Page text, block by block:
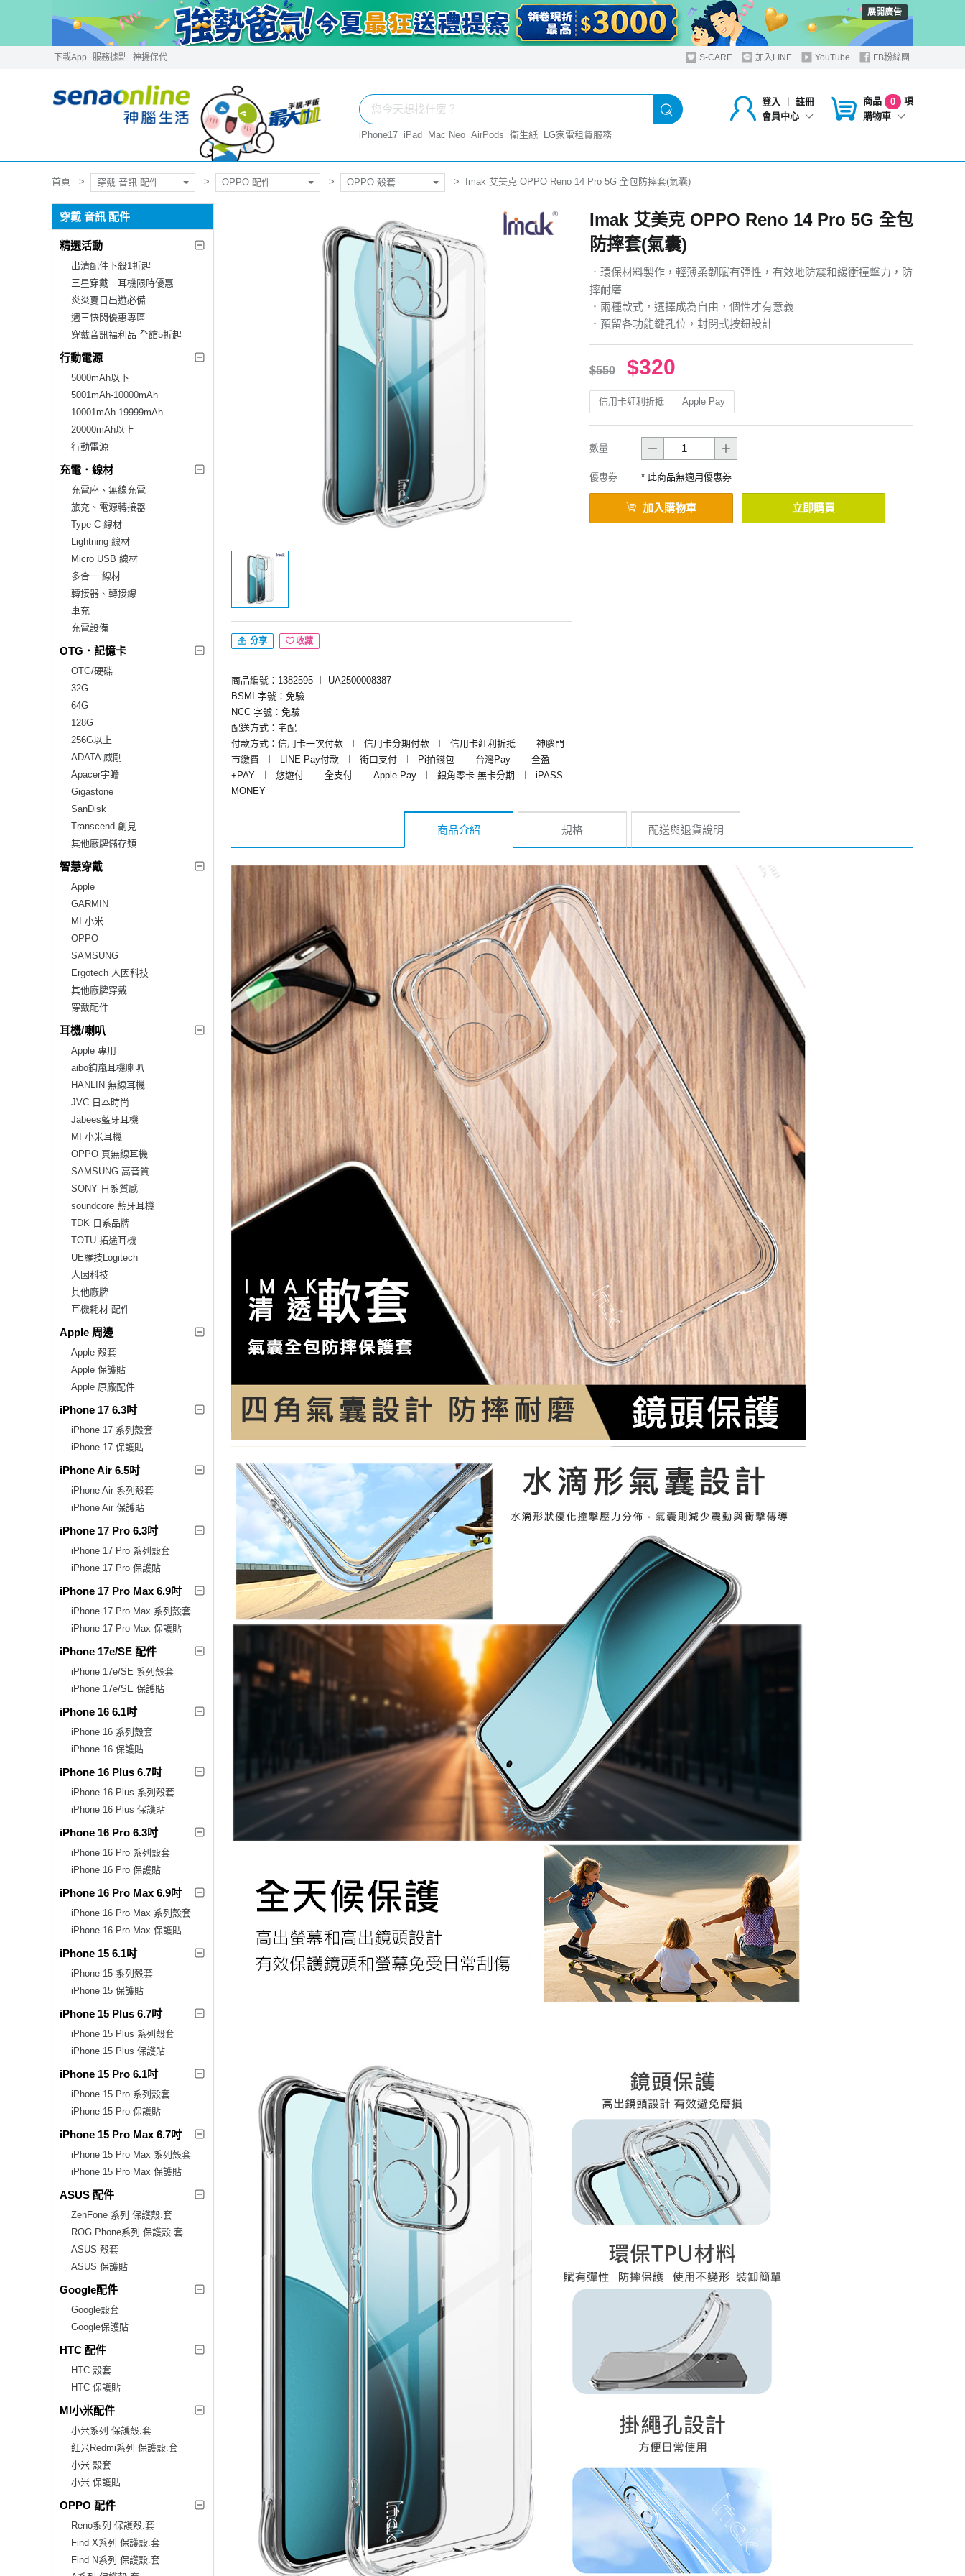
展開廣告
下載App 服務據點 神揚保代 S-CARE 加入LINE YouTube FB粉絲團
登入 ︱
註冊
會員中心
商品 0
項
購物車
iPhone17 iPad Mac Neo AirPods 衛生紙 LG家電租賃服務
首頁 穿戴 音訊 配件 OPPO 配件 OPPO 殼套 Imak 艾美克 OPPO Reno 14 Pro 5G 全包防摔套(氣囊)
穿戴 音訊 配件
精選活動
出清配件下殺1折起
三星穿戴｜耳機限時優惠
炎炎夏日出遊必備
週三快閃優惠專區
穿戴音訊福利品 全館5折起
行動電源
5000mAh以下
5001mAh-10000mAh
10001mAh-19999mAh
20000mAh以上
行動電源
充電．線材
充電座、無線充電
旅充、電源轉接器
Type C 線材
Lightning 線材
Micro USB 線材
多合一 線材
轉接器、轉接線
車充
充電設備
OTG．記憶卡
OTG/硬碟
32G
64G
128G
256G以上
ADATA 威剛
Apacer宇瞻
Gigastone
SanDisk
Transcend 創見
其他廠牌儲存類
智慧穿戴
Apple
GARMIN
MI 小米
OPPO
SAMSUNG
Ergotech 人因科技
其他廠牌穿戴
穿戴配件
耳機/喇叭
Apple 專用
aibo鈞嵐耳機喇叭
HANLIN 無線耳機
JVC 日本時尚
Jabees藍牙耳機
MI 小米耳機
OPPO 真無線耳機
SAMSUNG 高音質
SONY 日系質感
soundcore 藍牙耳機
TDK 日系品牌
TOTU 拓途耳機
UE羅技Logitech
人因科技
其他廠牌
耳機耗材.配件
Apple 周邊
Apple 殼套
Apple 保護貼
Apple 原廠配件
iPhone 17 6.3吋
iPhone 17 系列殼套
iPhone 17 保護貼
iPhone Air 6.5吋
iPhone Air 系列殼套
iPhone Air 保護貼
iPhone 17 Pro 6.3吋
iPhone 17 Pro 系列殼套
iPhone 17 Pro 保護貼
iPhone 17 Pro Max 6.9吋
iPhone 17 Pro Max 系列殼套
iPhone 17 Pro Max 保護貼
iPhone 17e/SE 配件
iPhone 17e/SE 系列殼套
iPhone 17e/SE 保護貼
iPhone 16 6.1吋
iPhone 16 系列殼套
iPhone 16 保護貼
iPhone 16 Plus 6.7吋
iPhone 16 Plus 系列殼套
iPhone 16 Plus 保護貼
iPhone 16 Pro 6.3吋
iPhone 16 Pro 系列殼套
iPhone 16 Pro 保護貼
iPhone 16 Pro Max 6.9吋
iPhone 16 Pro Max 系列殼套
iPhone 16 Pro Max 保護貼
iPhone 15 6.1吋
iPhone 15 系列殼套
iPhone 15 保護貼
iPhone 15 Plus 6.7吋
iPhone 15 Plus 系列殼套
iPhone 15 Plus 保護貼
iPhone 15 Pro 6.1吋
iPhone 15 Pro 系列殼套
iPhone 15 Pro 保護貼
iPhone 15 Pro Max 6.7吋
iPhone 15 Pro Max 系列殼套
iPhone 15 Pro Max 保護貼
ASUS 配件
ZenFone 系列 保護殼.套
ROG Phone系列 保護殼.套
ASUS 殼套
ASUS 保護貼
Google配件
Google殼套
Google保護貼
HTC 配件
HTC 殼套
HTC 保護貼
MI小米配件
小米系列 保護殼.套
紅米Redmi系列 保護殼.套
小米 殼套
小米 保護貼
OPPO 配件
Reno系列 保護殼.套
Find X系列 保護殼.套
Find N系列 保護殼.套
分享 收藏
商品編號：1382595 ︱
UA2500008387
BSMI 字號：免驗
NCC 字號：免驗
配送方式：宅配
付款方式：信用卡一次付款
︱ 信用卡分期付款 ︱ 信用卡紅利折抵 ︱
神腦門
市繳費
︱ LINE Pay付款 ︱ 街口支付 ︱ Pi拍錢包 ︱ 台灣Pay ︱
全盈
+PAY
︱ 悠遊付 ︱ 全支付 ︱ Apple Pay ︱ 銀角零卡-無卡分期 ︱
iPASS
MONEY
Imak 艾美克 OPPO Reno 14 Pro 5G 全包
防摔套(氣囊)
．環保材料製作，輕薄柔韌賦有彈性，有效地防震和緩衝撞擊力，防
摔耐磨
．兩種款式，選擇成為自由，個性才有意義
．預留各功能鍵孔位，封閉式按鈕設計
$550 $320
信用卡紅利折抵 Apple Pay
數量
優惠券 * 此商品無適用優惠券
加入購物車 立即購買
商品介紹 規格 配送與退貨說明